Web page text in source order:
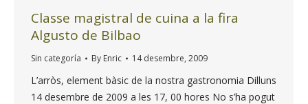
Classe magistral de cuina a la fira
Algusto de Bilbao
Sin categoría By Enric 14 desembre, 2009
L’arròs, element bàsic de la nostra gastronomia Dilluns
14 desembre de 2009 a les 17, 00 hores No s’ha pogut